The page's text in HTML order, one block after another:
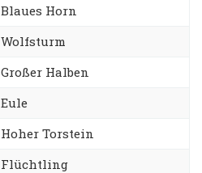
Blaues Horn
Wolfsturm
Großer Halben
Eule
Hoher Torstein
Flüchtling